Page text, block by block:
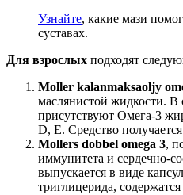
Узнайте, какие мази
суставах.
Для взрослых подходят
Moller kalanmaksaoljy
маслянистой жидкости. В
присутствуют Омега-3
D, Е. Средство
Mollers dobbel omega 3,
иммунитета и сердечно-
выпускается в виде
триглицерида,